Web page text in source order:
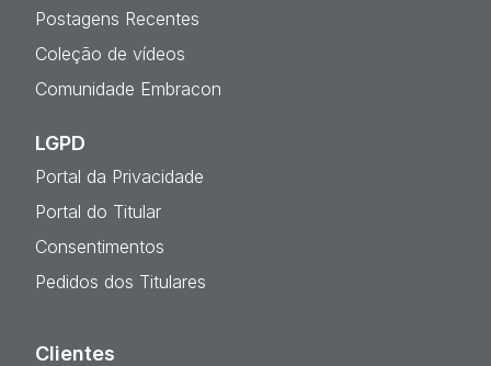
Postagens Recentes
Coleção de vídeos
Comunidade Embracon
LGPD
Portal da Privacidade
Portal do Titular
Consentimentos
Pedidos dos Titulares
Clientes